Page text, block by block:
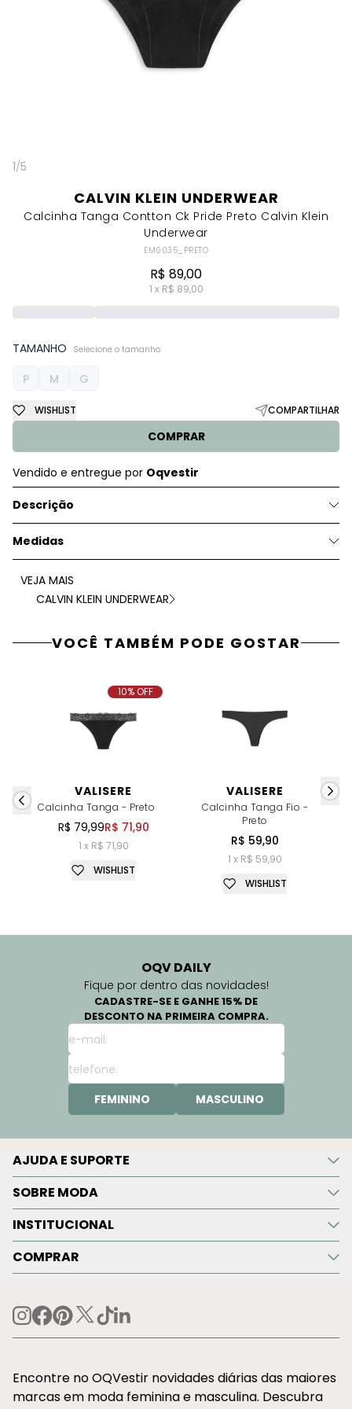
1/5
CALVIN KLEIN UNDERWEAR
Calcinha Tanga Contton Ck Pride Preto Calvin Klein
Underwear
EM0035_PRETO
R$ 89,00
1 x R$ 89,00
TAMANHO Selecione o tamanho
P M G
COMPRAR
WISHLIST COMPARTILHAR
Vendido e entregue por Oqvestir
Descrição
Medidas
VEJA MAIS
CALVIN KLEIN UNDERWEAR
VOCÊ TAMBÉM PODE GOSTAR
VALISERE
Calcinha Tanga - Preto
R$ 79,99R$ 71,90
1 x R$ 71,90
10% OFF
WISHLIST
VALISERE
Calcinha Tanga Fio -
Preto
R$ 59,90
1 x R$ 59,90
WISHLIST
OQV DAILY
Fique por dentro das novidades!
CADASTRE-SE E GANHE 15% DE
DESCONTO NA PRIMEIRA COMPRA.
FEMININO MASCULINO
AJUDA E SUPORTE
SOBRE MODA
INSTITUCIONAL
COMPRAR
Encontre no OQVestir novidades diárias das maiores
marcas em moda feminina e masculina. Descubra